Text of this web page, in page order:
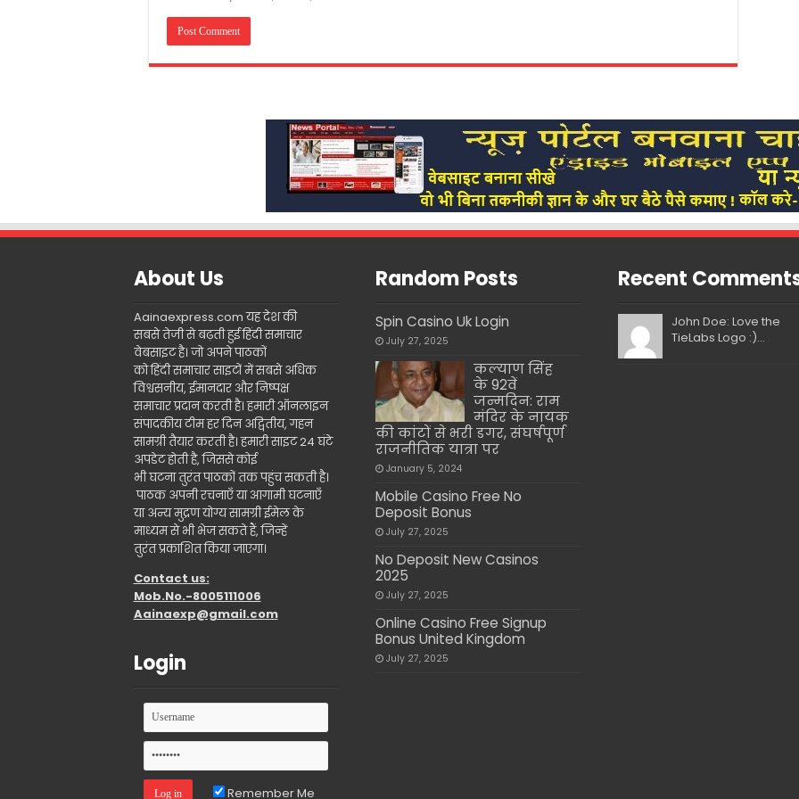
About Us
Aainaexpress.com यह देश की
सबसे तेजी से बढ़ती हुई हिंदी समाचार
वेबसाइट है। जो अपने पाठकों
को हिंदी समाचार साइटों में सबसे अधिक
विश्वसनीय, ईमानदार और निष्पक्ष
समाचार प्रदान करती है। हमारी ऑनलाइन
संपादकीय टीम हर दिन अद्वितीय, गहन
सामग्री तैयार करती है। हमारी साइट 24 घंटे
अपडेट होती है, जिससे कोई
भी घटना तुरंत पाठकों तक पहुंच सकती है।
पाठक अपनी रचनाएँ या आगामी घटनाएँ
या अन्य मुद्रण योग्य सामग्री ईमेल के
माध्यम से भी भेज सकते हैं, जिन्हें
तुरंत प्रकाशित किया जाएगा।
Contact us:
Mob.No.-8005111006
Aainaexp@gmail.com
Login
Remember Me
Random Posts
Spin Casino Uk Login
July 27, 2025
कल्याण सिंह
के 92वें
जन्मदिन: राम
मंदिर के नायक
की कांटों से भरी डगर, संघर्षपूर्ण
राजनीतिक यात्रा पर
January 5, 2024
Mobile Casino Free No
Deposit Bonus
July 27, 2025
No Deposit New Casinos
2025
July 27, 2025
Online Casino Free Signup
Bonus United Kingdom
July 27, 2025
Recent
John Doe: Love the
TieLabs Logo :)...